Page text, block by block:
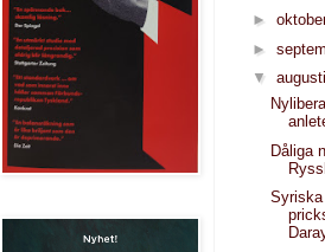
►
►
▼
Dåliga